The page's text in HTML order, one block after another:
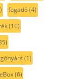
fogadó(4)
(10)
(1)
(6)